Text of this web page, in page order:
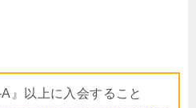
』以上に入会すること